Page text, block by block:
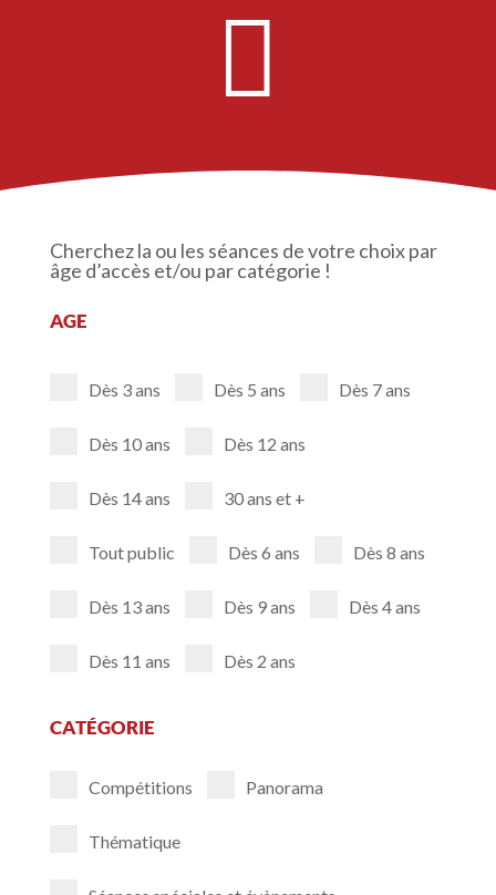

Cherchez la ou les séances de votre choix par
âge d’accès et/ou par catégorie !
AGE
Dès 3 ans Dès 5 ans Dès 7 ans
Dès 10 ans Dès 12 ans
Dès 14 ans 30 ans et +
Tout public Dès 6 ans Dès 8 ans
Dès 13 ans Dès 9 ans Dès 4 ans
Dès 11 ans Dès 2 ans
CATÉGORIE
Compétitions Panorama
Thématique